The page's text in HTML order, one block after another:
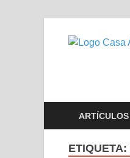
ARTÍCULOS
ETIQUETA: